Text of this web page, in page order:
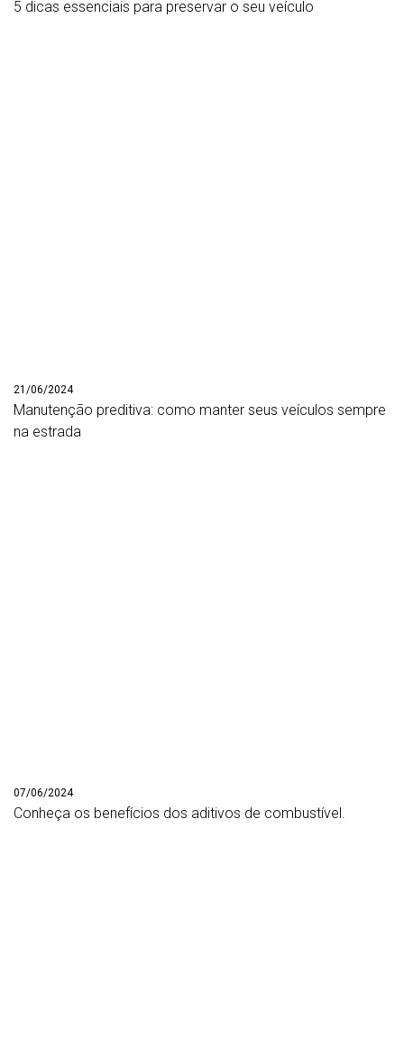
5 dicas essenciais para preservar o seu veículo
21/06/2024
Manutenção preditiva: como manter seus veículos sempre
na estrada
07/06/2024
Conheça os benefícios dos aditivos de combustível.